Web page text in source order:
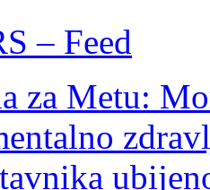
– Feed
za Metu: